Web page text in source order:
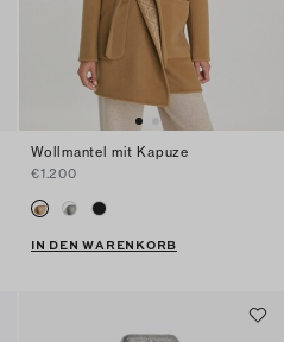
Wollmantel mit Kapuze
€1.200
IN DEN WARENKORB